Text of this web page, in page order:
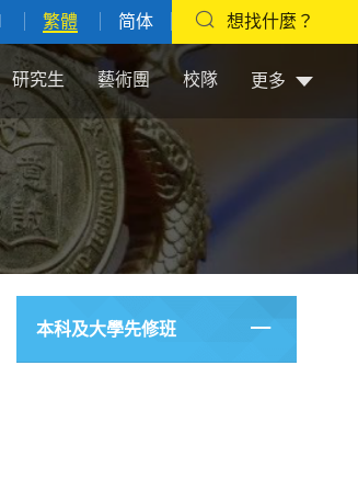
繁體 简体 想找什麼？
研究生 藝術團 校隊 更多
本科及大學先修班